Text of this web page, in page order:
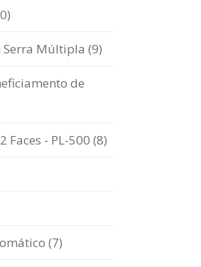
Serra Múltipla (9)
de
- PL-500 (8)
(7)